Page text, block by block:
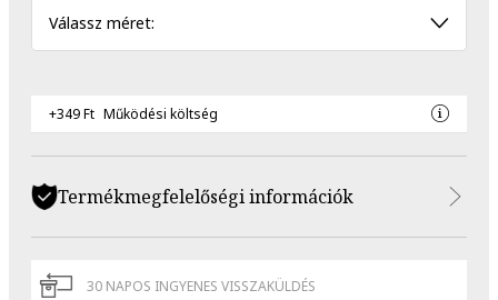
Válassz méret:
+349 Ft Működési költség
Termékmegfelelőségi információk
30 NAPOS INGYENES VISSZAKÜLDÉS